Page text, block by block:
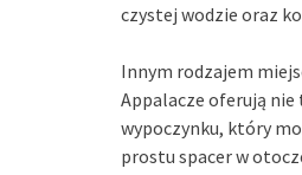
czystej wodzie oraz
Innym rodzajem
Appalacze oferują
wypoczynku, który
prostu spacer w